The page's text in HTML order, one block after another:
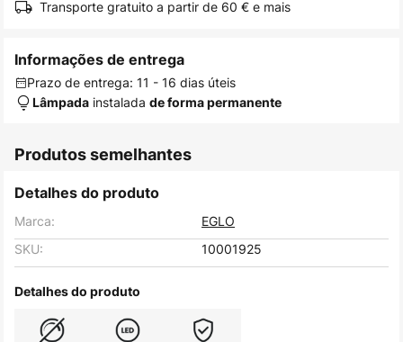
Transporte gratuito a partir de 60 € e mais
Informações de entrega
Prazo de entrega: 11 - 16 dias úteis
Lâmpada instalada de forma permanente
Produtos semelhantes
Detalhes do produto
Marca:
EGLO
SKU:
10001925
Detalhes do produto